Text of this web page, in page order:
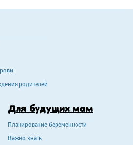
родителей
Для будущих мам
Планирование беременности
Важно знать